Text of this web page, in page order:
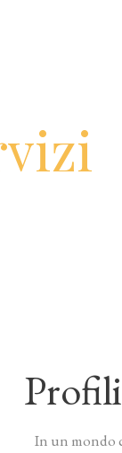
In un mondo